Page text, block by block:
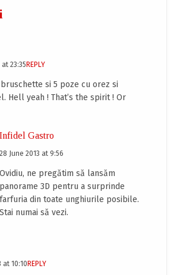
at 23:35REPLY
si 5 poze cu orez si
Hell yeah ! That’s the spirit ! Or
Infidel Gastro
28 June 2013 at 9:56
Ovidiu, ne pregătim să lansăm
panorame 3D pentru a surprinde
farfuria din toate unghiurile posibile.
Stai numai să vezi.
at 10:10REPLY